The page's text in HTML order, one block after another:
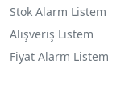
Stok Alarm Listem
Alışveriş Listem
Fiyat Alarm Listem